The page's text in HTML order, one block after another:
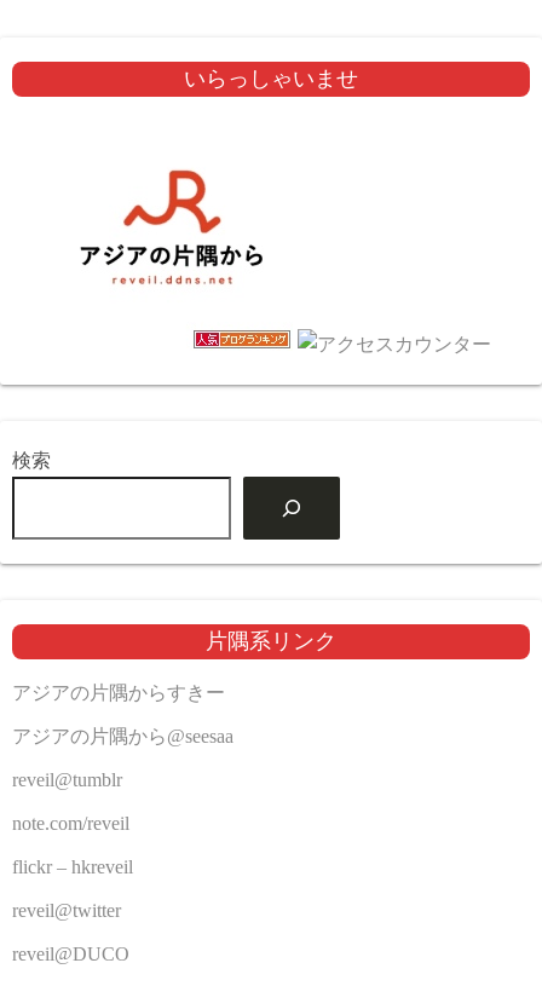
いらっしゃいませ
検索
片隅系リンク
アジアの片隅からすきー
アジアの片隅から@seesaa
reveil@tumblr
note.com/reveil
flickr – hkreveil
reveil@twitter
reveil@DUCO